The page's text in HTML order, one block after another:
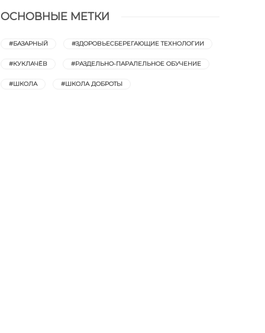
ОСНОВНЫЕ МЕТКИ
#БАЗАРНЫЙ #ЗДОРОВЬЕСБЕРЕГАЮЩИЕ ТЕХНОЛОГИИ
#КУКЛАЧЁВ #РАЗДЕЛЬНО-ПАРАЛЕЛЬНОЕ ОБУЧЕНИЕ
#ШКОЛА #ШКОЛА ДОБРОТЫ